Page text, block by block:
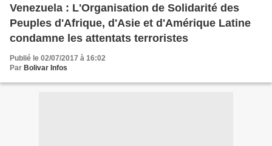
Venezuela : L'Organisation de Solidarité des
Peuples d'Afrique, d'Asie et d'Amérique Latine
condamne les attentats terroristes
Publié le 02/07/2017 à 16:02
Par Bolivar Infos